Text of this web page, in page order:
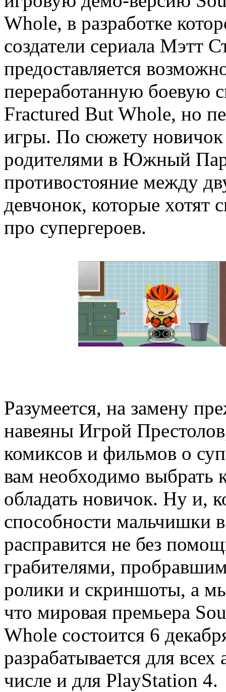
Whole, в разработке
создатели сериала Мэтт
предоставляется
переработанную боевую
Fractured But Whole, но
игры. По сюжету новичок
родителями в Южный
противостояние между
девчонок, которые хотят
про супергероев.
Разумеется, на замену
навеяны Игрой
комиксов и фильмов о
вам необходимо выбрать
обладать новичок. Ну и,
способности мальчишки
расправится не без
грабителями,
ролики и скриншоты, а
что мировая премьера
Whole состоится 6
разрабатывается для
числе и для PlayStation 4.